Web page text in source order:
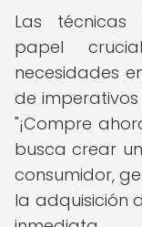
Las técnicas
papel
necesidades
de
"¡Compre
busca crear
consumidor,
la adquisición